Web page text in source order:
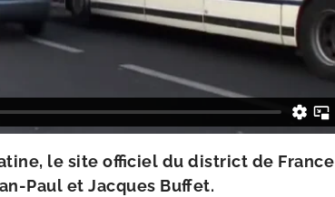
le site offi­ciel du dis­trict de France
​Paul et Jacques Buffet.